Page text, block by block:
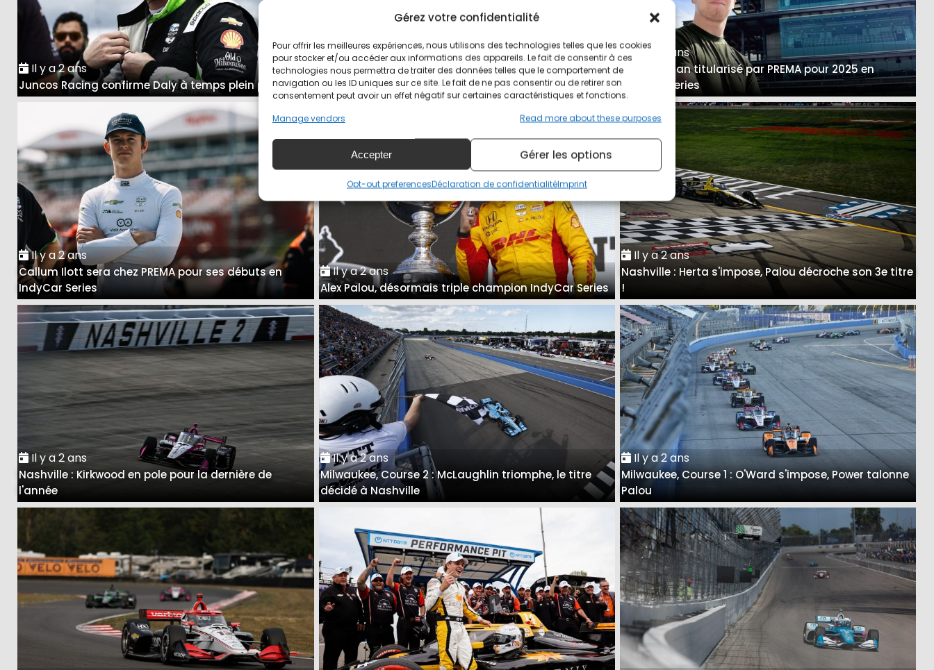
Gérez votre confidentialité
Pour offrir les meilleures expériences, nous utilisons des technologies telles que les cookies
pour stocker et/ou accéder aux informations des appareils. Le fait de consentir à ces
technologies nous permettra de traiter des données telles que le comportement de
navigation ou les ID uniques sur ce site. Le fait de ne pas consentir ou de retirer son
consentement peut avoir un effet négatif sur certaines caractéristiques et fonctions.
Manage vendors
Read more about these purposes
Accepter Gérer les options
Opt-out preferencesDéclaration de confidentialitéImprint
Il y a 2 ans
Juncos Racing confirme Daly à temps plein pour 2025
Il y a 2 ans
Juncos Hollinger Racing confirme Robb pour 2025
Il y a 2 ans
Shwartzman titularisé par PREMA pour 2025 en
IndyCar Series
Il y a 2 ans
Callum Ilott sera chez PREMA pour ses débuts en
IndyCar Series
Il y a 2 ans
Alex Palou, désormais triple champion IndyCar Series
Il y a 2 ans
Nashville : Herta s'impose, Palou décroche son 3e titre
!
Il y a 2 ans
Nashville : Kirkwood en pole pour la dernière de
l'année
Il y a 2 ans
Milwaukee, Course 2 : McLaughlin triomphe, le titre
décidé à Nashville
Il y a 2 ans
Milwaukee, Course 1 : O'Ward s'impose, Power talonne
Palou